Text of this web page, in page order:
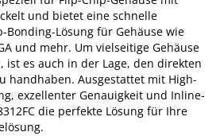
Chip-Modulen
Bonden
und bietet eine schnelle
Bonding-Lösung für Gehäuse wie
und mehr. Um vielseitige Gehäuse
ist es auch in der Lage, den direkten
handhaben. Ausgestattet mit High-
exzellenter Genauigkeit und Inline-
die perfekte Lösung für Ihre